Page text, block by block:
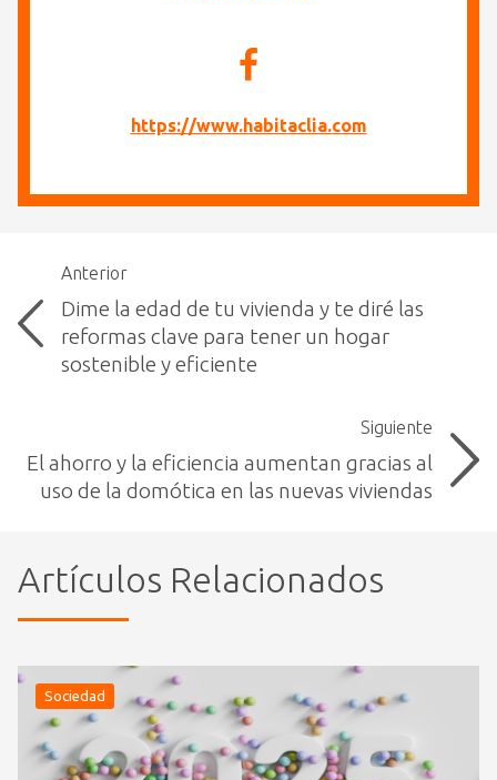
https://www.habitaclia.com
Anterior
Dime la edad de tu vivienda y te diré las
reformas clave para tener un hogar
sostenible y eficiente
Siguiente
El ahorro y la eficiencia aumentan gracias al
uso de la domótica en las nuevas viviendas
Artículos Relacionados
Sociedad